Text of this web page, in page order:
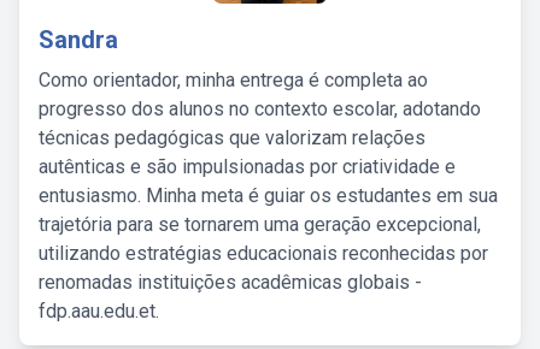
Sandra
Como orientador, minha entrega é completa ao
progresso dos alunos no contexto escolar, adotando
técnicas pedagógicas que valorizam relações
autênticas e são impulsionadas por criatividade e
entusiasmo. Minha meta é guiar os estudantes em sua
trajetória para se tornarem uma geração excepcional,
utilizando estratégias educacionais reconhecidas por
renomadas instituições acadêmicas globais -
fdp.aau.edu.et.